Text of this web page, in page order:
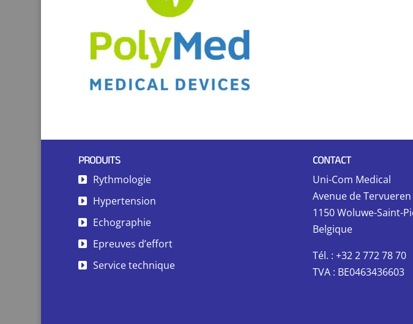
PRODUITS
Rythmologie
Hypertension
Echographie
Epreuves d’effort
Service technique
CONTACT
Uni-Com Medical
Avenue de
1150 Woluwe-Saint-
Belgique
Tél. : +32 2 772 78 70
TVA : BE0463436603